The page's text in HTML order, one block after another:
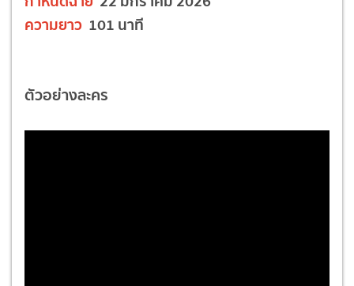
ความยาว 101 นาที
ตัวอย่างละคร